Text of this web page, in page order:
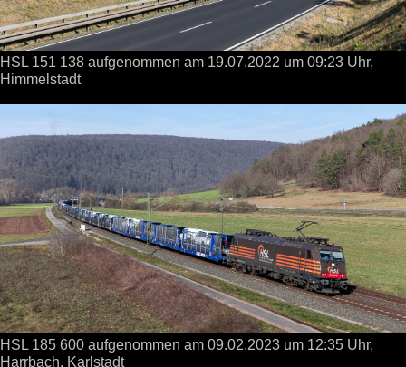
HSL 151 138 aufgenommen am 19.07.2022 um 09:23 Uhr,
Himmelstadt
HSL 185 600 aufgenommen am 09.02.2023 um 12:35 Uhr,
Harrbach, Karlstadt